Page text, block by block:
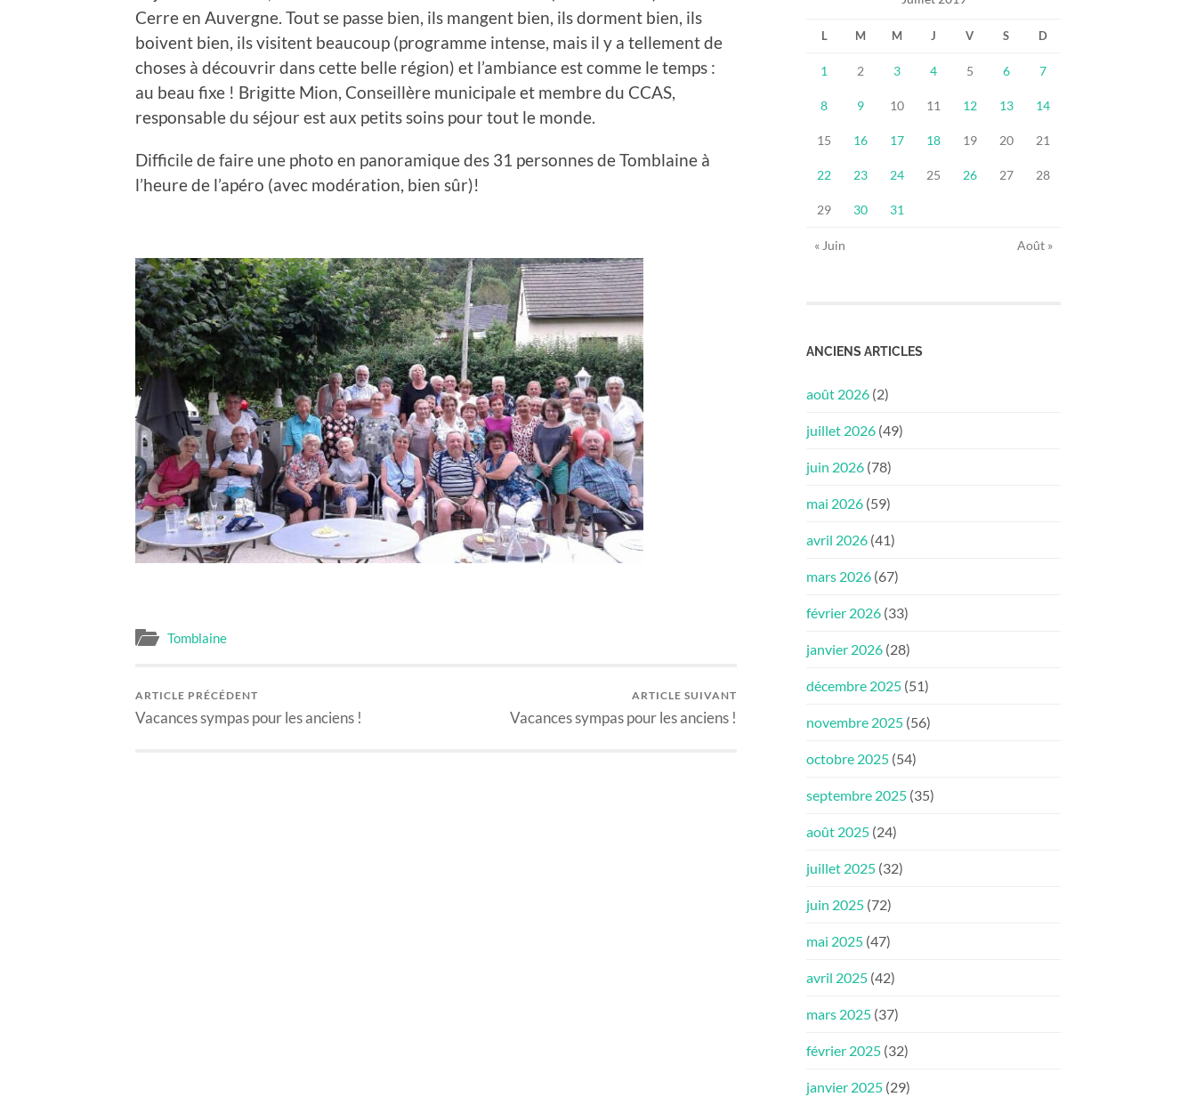
Cerre en Auvergne. Tout se passe bien, ils mangent bien, ils dorment bien, ils
boivent bien, ils visitent beaucoup (programme intense, mais il y a tellement de
choses à découvrir dans cette belle région) et l’ambiance est comme le temps :
au beau fixe ! Brigitte Mion, Conseillère municipale et membre du CCAS,
responsable du séjour est aux petits soins pour tout le monde.
Difficile de faire une photo en panoramique des 31 personnes de Tomblaine à
l’heure de l’apéro (avec modération, bien sûr)!
Tomblaine
ARTICLE PRÉCÉDENT
Vacances sympas pour les anciens !
ARTICLE SUIVANT
Vacances sympas pour les anciens !
L M M J V S D
1 2 3 4 5 6 7
8 9 10 11 12 13 14
15 16 17 18 19 20 21
22 23 24 25 26 27 28
29 30 31
« Juin Août »
ANCIENS ARTICLES
août 2026 (2)
juillet 2026 (49)
juin 2026 (78)
mai 2026 (59)
avril 2026 (41)
mars 2026 (67)
février 2026 (33)
janvier 2026 (28)
décembre 2025 (51)
novembre 2025 (56)
octobre 2025 (54)
septembre 2025 (35)
août 2025 (24)
juillet 2025 (32)
juin 2025 (72)
mai 2025 (47)
avril 2025 (42)
mars 2025 (37)
février 2025 (32)
janvier 2025 (29)